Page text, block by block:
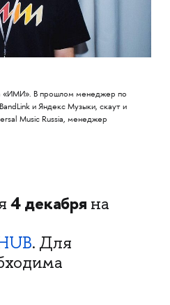
«ИМИ». В прошлом менеджер по
и Яндекс Музыки, скаут и
Music Russia, менеджер
4 декабря на
. Для